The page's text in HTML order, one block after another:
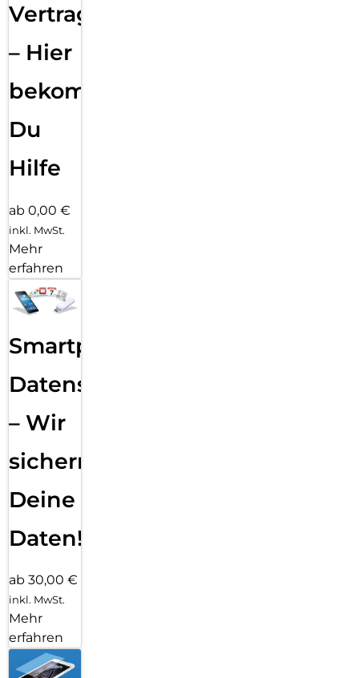
Vertragsabwicklung
– Hier
bekommst
Du
Hilfe
ab 0,00 €
inkl. MwSt.
Mehr
erfahren
Smartphone
Datensicherung
– Wir
sichern
Deine
Daten!
ab 30,00 €
inkl. MwSt.
Mehr
erfahren